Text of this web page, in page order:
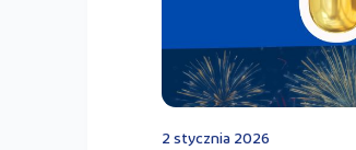
2 stycznia 2026